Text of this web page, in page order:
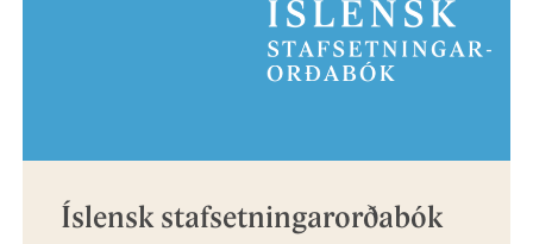
Íslensk stafsetningarorðabók